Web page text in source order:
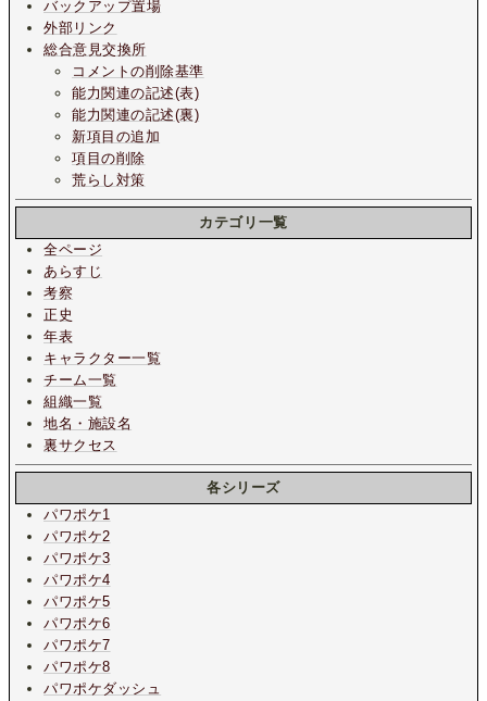
バックアップ置場
外部リンク
総合意見交換所
コメントの削除基準
能力関連の記述(表)
能力関連の記述(裏)
新項目の追加
項目の削除
荒らし対策
カテゴリ一覧
全ページ
あらすじ
考察
正史
年表
キャラクター一覧
チーム一覧
組織一覧
地名・施設名
裏サクセス
各シリーズ
パワポケ1
パワポケ2
パワポケ3
パワポケ4
パワポケ5
パワポケ6
パワポケ7
パワポケ8
パワポケダッシュ